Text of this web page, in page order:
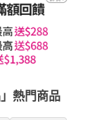
熱門商品